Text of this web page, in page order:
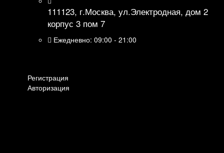
111123, г.Москва, ул.Электродная, дом 2
корпус 3 пом 7
Ежедневно: 09:00 - 21:00
Регистрация
Авторизация